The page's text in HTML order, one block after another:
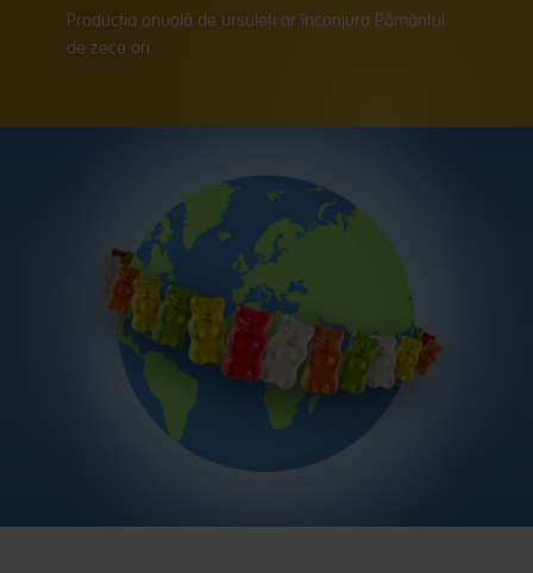
Producția anuală de ursuleți ar înconjura Pământul
de zece ori.